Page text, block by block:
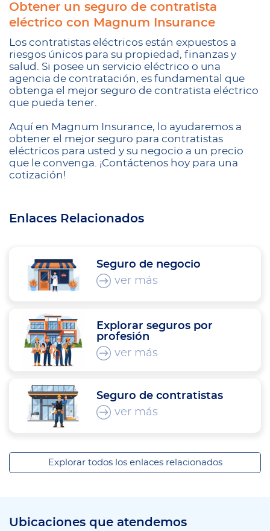
Obtener un seguro de contratista
eléctrico con Magnum Insurance
Los contratistas eléctricos están expuestos a
riesgos únicos para su propiedad, finanzas y
salud. Si posee un servicio eléctrico o una
agencia de contratación, es fundamental que
obtenga el mejor seguro de contratista eléctrico
que pueda tener.
Aquí en Magnum Insurance, lo ayudaremos a
obtener el mejor seguro para contratistas
eléctricos para usted y su negocio a un precio
que le convenga. ¡Contáctenos hoy para una
cotización!
Enlaces Relacionados
Seguro de negocio
ver más
Explorar seguros por
profesión
ver más
Seguro de contratistas
ver más
Explorar todos los enlaces relacionados
Ubicaciones que atendemos